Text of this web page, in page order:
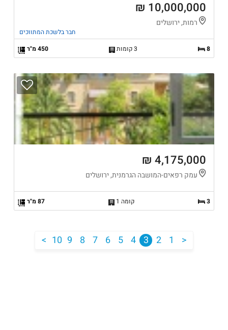
10,000,000 ₪
רמות, ירושלים
חבר בלשכת המתווכים
8
3 קומות 450 מ"ר
4,175,000 ₪
עמק רפאים-המושבה הגרמנית, ירושלים
3 קומה 1 87 מ"ר
>
1
2
3
4
5
6
7
8
9
10
<